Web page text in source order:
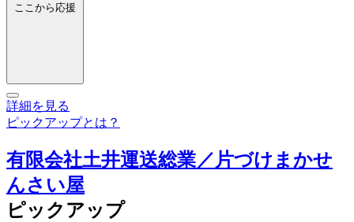
ここから応援
詳細を見る
ピックアップとは？
有限会社土井運送総業／片づけまかせ
んさい屋
ピックアップ